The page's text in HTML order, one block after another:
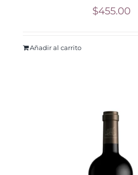
$455.00
Añadir al carrito